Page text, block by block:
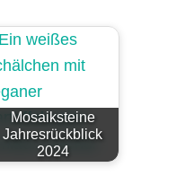
Mosaiksteine
Jahresrückblick
2024